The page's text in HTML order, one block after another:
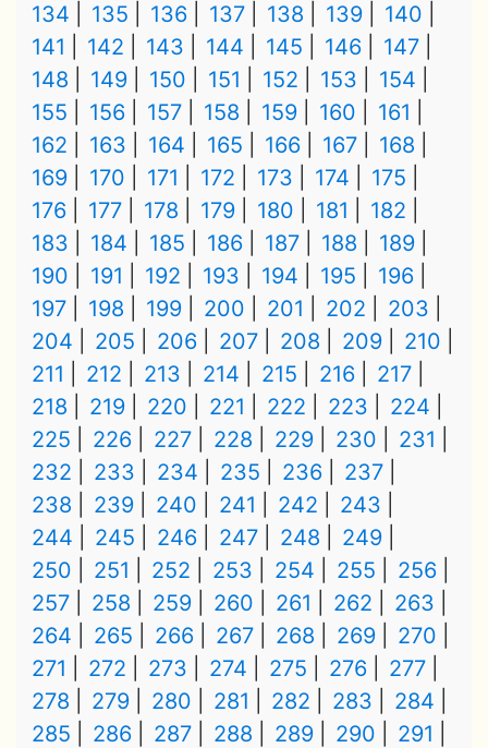
134
135 136 137 138 139
140
141
142 143 144 145 146
147
148
149 150 151 152 153
154
155
156 157 158 159 160
161
162
163 164 165 166 167
168
169
170 171 172 173 174
175
176
177 178 179 180 181
182
183
184 185 186 187 188
189
190
191 192 193 194 195
196
197
198 199 200 201 202
203
204
205 206 207 208 209
210
211
212 213 214 215 216
217
218
219 220 221 222 223
224
225
226 227 228 229 230
231
232
233 234 235 236
237
238
239 240 241 242
243
244
245 246 247 248
249
250
251 252 253 254 255
256
257
258 259 260 261 262
263
264
265 266 267 268 269
270
271
272 273 274 275 276
277
278
279 280 281 282 283
284
285
286 287 288 289 290
291